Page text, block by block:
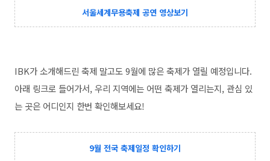
서울세계무용축제 공연 영상보기
IBK가 소개해드린 축제 말고도 9월에 많은 축제가 열릴 예정입니다.
아래 링크로 들어가서, 우리 지역에는 어떤 축제가 열리는지, 관심 있
는 곳은 어디인지 한번 확인해보세요!
9월 전국 축제일정 확인하기